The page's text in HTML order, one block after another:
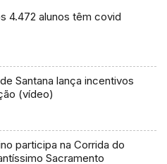
4.472 alunos têm covid
Santana lança incentivos
(vídeo)
participa na Corrida do
Sacramento